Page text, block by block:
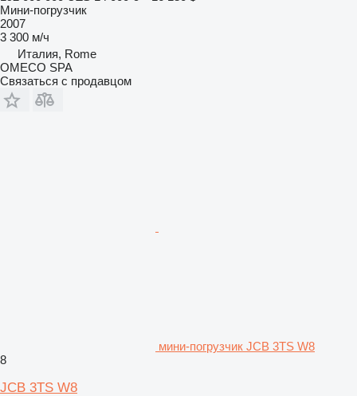
Мини-погрузчик
2007
3 300 м/ч
Италия, Rome
OMECO SPA
Связаться с продавцом
мини-погрузчик JCB 3TS W8
8
JCB 3TS W8